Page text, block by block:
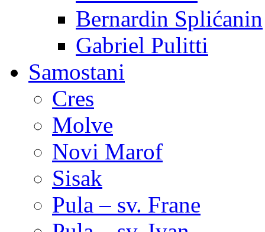
Bernardin Splićanin
Gabriel Pulitti
Samostani
Cres
Molve
Novi Marof
Sisak
Pula – sv. Frane